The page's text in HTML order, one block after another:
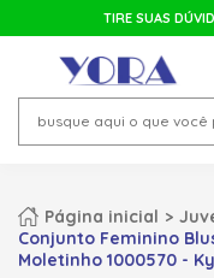
TIRE SUAS
Página inicial
Conjunto Feminino
Moletinho 1000570 -